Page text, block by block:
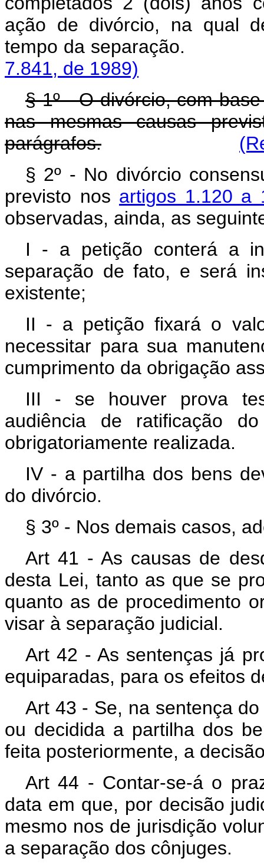
ação de divórcio, na qual
tempo da
7.841, de 1989)
§ 1º - O divórcio, com
nas mesmas causas
parágrafos.
§ 2º - No divórcio
previsto nos artigos 1.120 a
observadas, ainda, as
I - a petição conterá a
separação de fato, e será
existente;
II - a petição fixará o
necessitar para sua
cumprimento da obrigação
III - se houver prova
audiência de ratificação
obrigatoriamente realizada.
IV - a partilha dos bens
do divórcio.
§ 3º - Nos demais casos,
Art 41 - As causas de
desta Lei, tanto as que se
quanto as de procedimento
visar à separação judicial.
Art 42 - As sentenças já
equiparadas, para os efeitos
Art 43 - Se, na sentença
ou decidida a partilha dos
feita posteriormente, a
Art 44 - Contar-se-á o
data em que, por decisão
mesmo nos de jurisdição
a separação dos cônjuges.